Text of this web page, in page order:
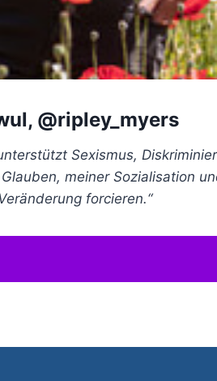
@ripley_myers
Sexismus,
meiner Sozialisation
forcieren.“